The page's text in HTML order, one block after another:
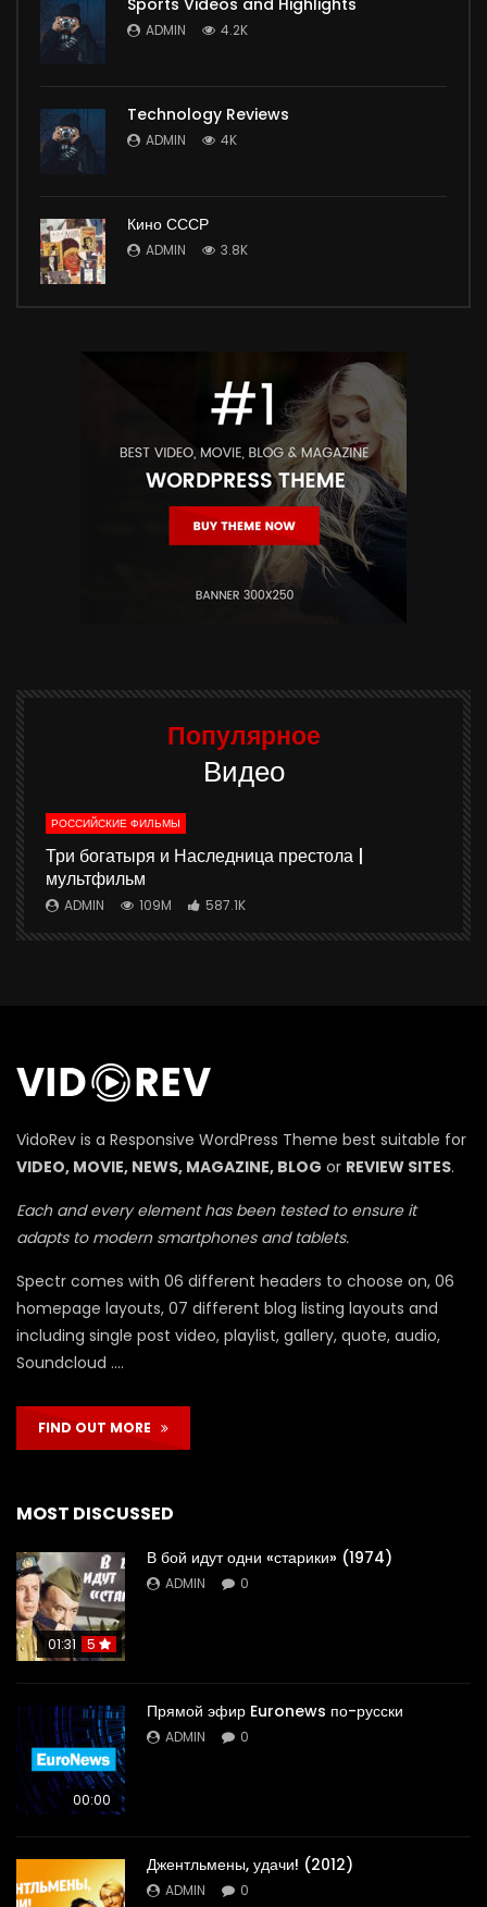
ADMIN 4.2K
Technology Reviews
ADMIN 4K
Кино СССР
ADMIN 3.8K
Популярное
Видео
РОССИЙСКИЕ ФИЛЬМЫ
Три богатыря и Наследница престола |
мультфильм
ADMIN 109M 587.1K
VidoRev is a Responsive WordPress Theme best suitable for
VIDEO, MOVIE, NEWS, MAGAZINE, BLOG or REVIEW SITES.
Each and every element has been tested to ensure it
adapts to modern smartphones and tablets.
Spectr comes with 06 different headers to choose on, 06
homepage layouts, 07 different blog listing layouts and
including single post video, playlist, gallery, quote, audio,
Soundcloud ….
FIND OUT MORE
MOST DISCUSSED
01:31 5
В бой идут одни «старики» (1974)
ADMIN 0
00:00
Прямой эфир Euronews по-русски
ADMIN 0
Джентльмены, удачи! (2012)
ADMIN 0